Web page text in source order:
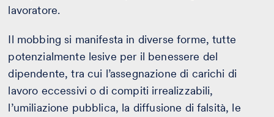
lavoratore.
Il mobbing si manifesta in diverse forme, tutte
potenzialmente lesive per il benessere del
dipendente, tra cui l’assegnazione di carichi di
lavoro eccessivi o di compiti irrealizzabili,
l’umiliazione pubblica, la diffusione di falsità, le